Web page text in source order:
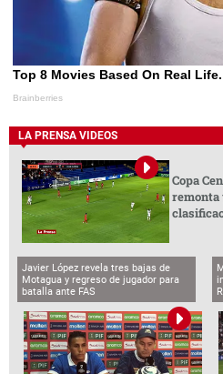
LA PRENSA VIDEOS
Copa
remonta
Javier López revela tres bajas de
Motagua y regreso de jugador para
batalla ante FAS